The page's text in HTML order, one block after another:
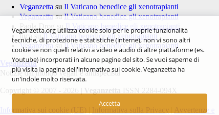
Veganzetta su Il Vaticano benedice gli xenotrapianti
VeganzettasuIl Vaticano benedice gli xenotrapianti
Paola Drog suIl Vaticano benedice gli xenotrapianti
luca suIl Vaticano benedice gli xenotrapianti
Veganzetta su Il Vaticano benedice gli xenotrapianti
Veganzetta
Notizie dal mondo vegan e antispecista
Copyright © 2007 - 2026 | Veganzetta ISSN 2284-094X
Informativa sui cookie (UE) Informativa sulla Privacy Avvertenze e
Veganzetta.org utilizza cookie solo per le proprie funzionalità
tecniche, di protezione e statistiche (interne), non vi sono altri
cookie se non quelli relativi a video e audio di altre piattaforme (es.
Youtube) incorporati in alcune pagine del sito. Se vuoi saperne di
più visita la pagina dell'infornativa sui cookie. Veganzetta ha
un'indole molto riservata.
Accetta